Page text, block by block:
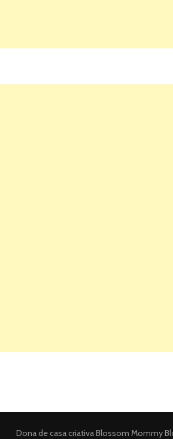
Dona de casa criativaBlossom Mommy